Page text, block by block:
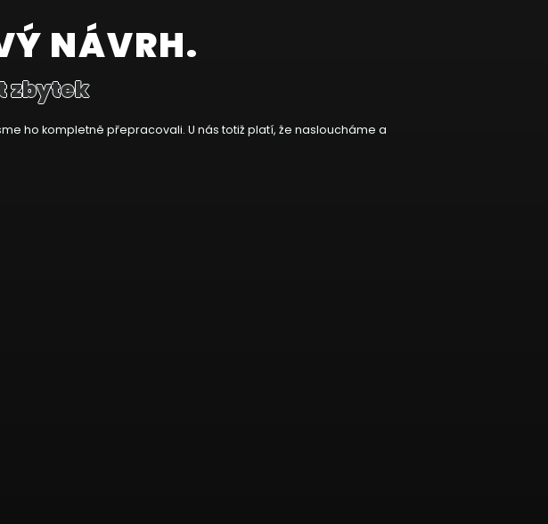
NÁVRH.
zbytek
ho kompletně přepracovali. U nás totiž platí, že nasloucháme a